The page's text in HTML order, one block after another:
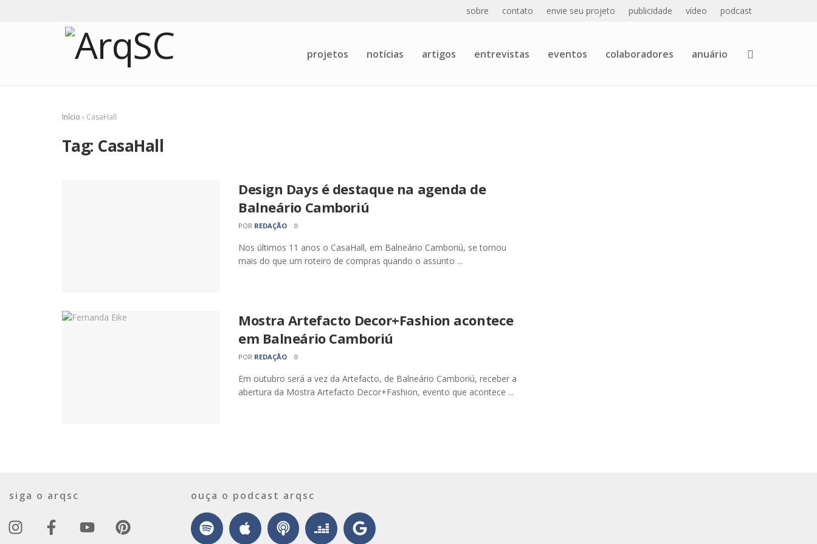
sobre contato envie seu projeto publicidade vídeo podcast
projetos notícias artigos entrevistas eventos colaboradores anuário
Início › CasaHall
Tag: CasaHall
Design Days é destaque na agenda de
Balneário Camboriú
POR REDAÇÃO 0
Nos últimos 11 anos o CasaHall, em Balneário Camboriú, se tornou
mais do que um roteiro de compras quando o assunto ...
Mostra Artefacto Decor+Fashion acontece
em Balneário Camboriú
POR REDAÇÃO 0
Em outubro será a vez da Artefacto, de Balneário Camboriú, receber a
abertura da Mostra Artefacto Decor+Fashion, evento que acontece ...
siga o arqsc ouça o podcast arqsc